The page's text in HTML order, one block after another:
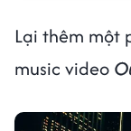
Lại thêm một
music video